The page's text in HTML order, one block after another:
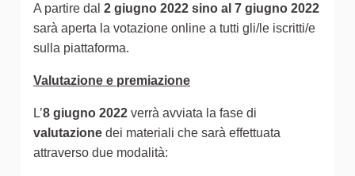
A partire dal 2 giugno 2022 sino al 7 giugno 2022
sarà aperta la votazione online a tutti gli/le iscritti/e
sulla piattaforma.
Valutazione e premiazione
L’8 giugno 2022 verrà avviata la fase di
valutazione dei materiali che sarà effettuata
attraverso due modalità: